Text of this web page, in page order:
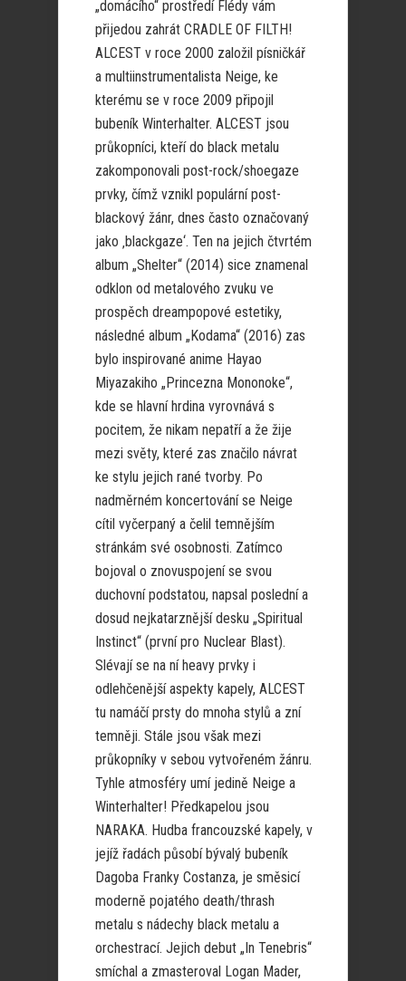
„domácího“ prostředí Flédy vám
přijedou zahrát CRADLE OF FILTH!
ALCEST v roce 2000 založil písničkář
a multiinstrumentalista Neige, ke
kterému se v roce 2009 připojil
bubeník Winterhalter. ALCEST jsou
průkopníci, kteří do black metalu
zakomponovali post-rock/shoegaze
prvky, čímž vznikl populární post-
blackový žánr, dnes často označovaný
jako ‚blackgaze‘. Ten na jejich čtvrtém
album „Shelter“ (2014) sice znamenal
odklon od metalového zvuku ve
prospěch dreampopové estetiky,
následné album „Kodama“ (2016) zas
bylo inspirované anime Hayao
Miyazakiho „Princezna Mononoke“,
kde se hlavní hrdina vyrovnává s
pocitem, že nikam nepatří a že žije
mezi světy, které zas značilo návrat
ke stylu jejich rané tvorby. Po
nadměrném koncertování se Neige
cítil vyčerpaný a čelil temnějším
stránkám své osobnosti. Zatímco
bojoval o znovuspojení se svou
duchovní podstatou, napsal poslední a
dosud nejkatarznější desku „Spiritual
Instinct“ (první pro Nuclear Blast).
Slévají se na ní heavy prvky i
odlehčenější aspekty kapely, ALCEST
tu namáčí prsty do mnoha stylů a zní
temněji. Stále jsou však mezi
průkopníky v sebou vytvořeném žánru.
Tyhle atmosféry umí jedině Neige a
Winterhalter! Předkapelou jsou
NARAKA. Hudba francouzské kapely, v
jejíž řadách působí bývalý bubeník
Dagoba Franky Costanza, je směsicí
moderně pojatého death/thrash
metalu s nádechy black metalu a
orchestrací. Jejich debut „In Tenebris“
smíchal a zmasteroval Logan Mader,